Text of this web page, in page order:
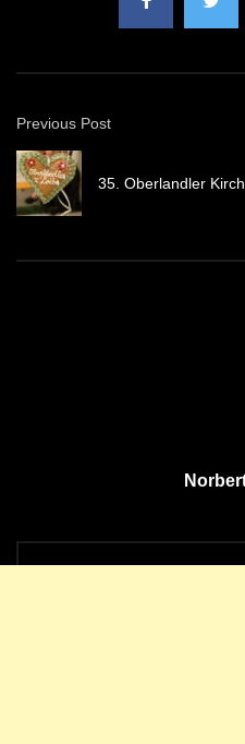
Previous Post
35. Oberlandler